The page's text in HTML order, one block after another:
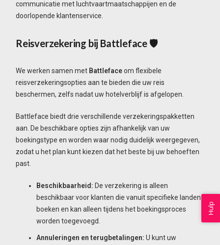
communicatie met luchtvaartmaatschappijen en de
doorlopende klantenservice.
Reisverzekering bij Battleface 🛡️
We werken samen met Battlefaceom flexibele
reisverzekeringsopties aan te bieden die uw reis
beschermen, zelfs nadat uw hotelverblijf is afgelopen.
Battleface biedt drie verschillende verzekeringspakketten
aan. De beschikbare opties zijn afhankelijk van uw
boekingstype en worden waar nodig duidelijk weergegeven,
zodat u het plan kunt kiezen dat het beste bij uw behoeften
past.
Beschikbaarheid: De verzekering is alleen
beschikbaar voor klanten die vanuit specifieke landen
boeken en kan alleen tijdens het boekingsproces
worden toegevoegd.
Annuleringen en terugbetalingen: U kunt uw
Hulp